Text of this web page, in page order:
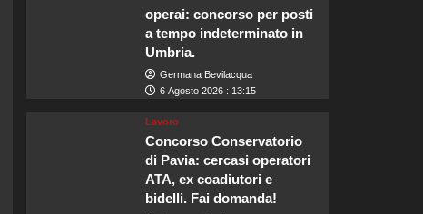
operai: concorso per posti
a tempo indeterminato in
Umbria.
Germana Bevilacqua
6 Agosto 2026 : 13:15
Lavoro
Concorso Conservatorio
di Pavia: cercasi operatori
ATA, ex coadiutori e
bidelli. Fai domanda!